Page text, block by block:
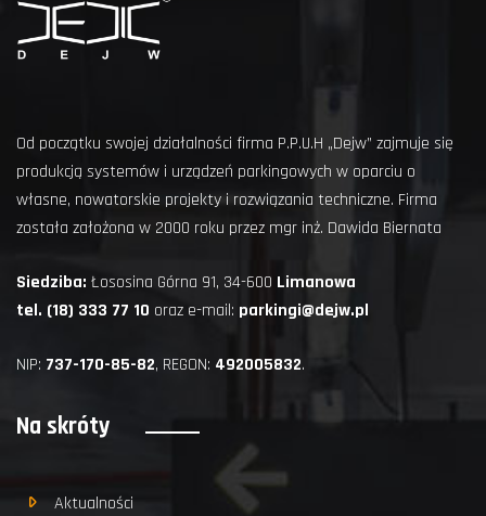
Od początku swojej działalności firma P.P.U.H „Dejw” zajmuje się
produkcją systemów i urządzeń parkingowych w oparciu o
własne, nowatorskie projekty i rozwiązania techniczne. Firma
została założona w 2000 roku przez mgr inż. Dawida Biernata
Siedziba: Łososina Górna 91, 34-600 Limanowa
tel. (18) 333 77 10 oraz e-mail: parkingi@dejw.pl
NIP: 737-170-85-82, REGON: 492005832.
Na skróty
Aktualności